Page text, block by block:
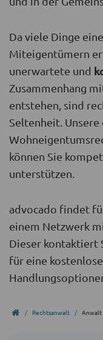
Da viele Dinge
Miteigentümern
unerwartete und
Zusammenhang
entstehen, sind
Seltenheit.
können Sie
unterstützen.
advocado findet
einem Netzwerk
Dieser kontaktiert
für eine
Rechtsanwalt Anwalt